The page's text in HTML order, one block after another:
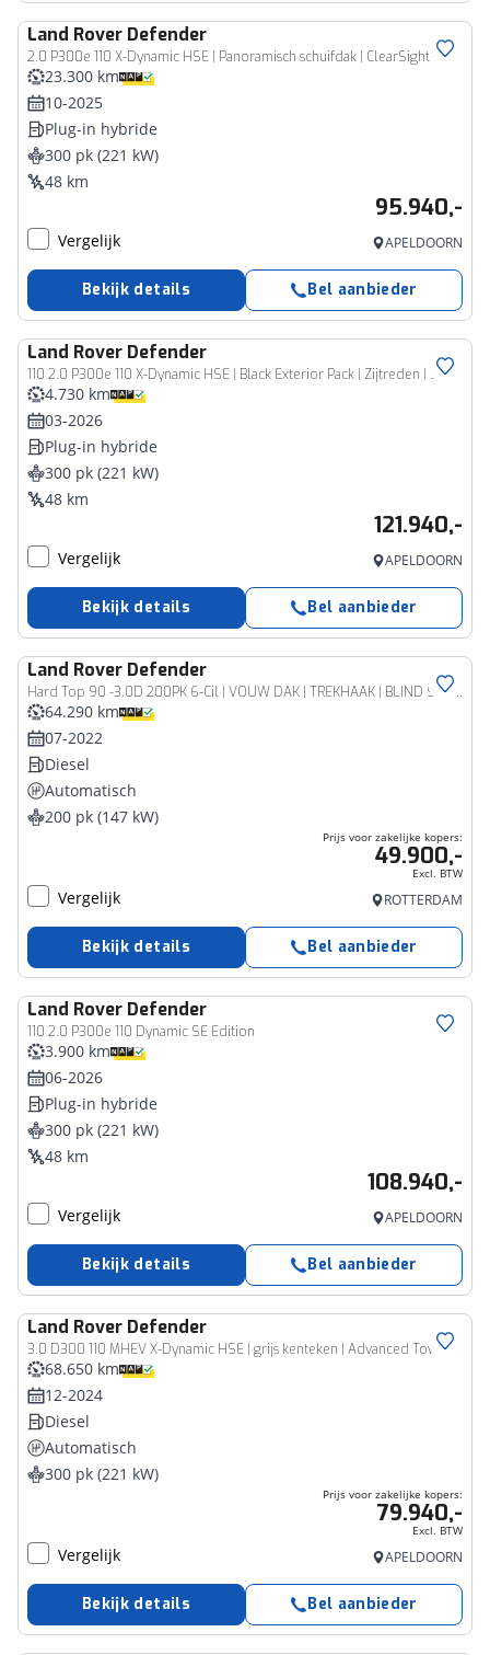
Land Rover Defender
2.0 P300e 110 X-Dynamic HSE | Panoramisch schuifdak | ClearSight camera | Elek. trekhaak | 22'' Wielen | Stoelventilatie |
23.300 km
10-2025
Plug-in hybride
300 pk (221 kW)
48 km
95.940,-
Vergelijk APELDOORN
Bekijk details Bel aanbieder
Land Rover Defender
110 2.0 P300e 110 X-Dynamic HSE | Black Exterior Pack | Zijtreden | Spatlappen | Octa velgen 22"
4.730 km
03-2026
Plug-in hybride
300 pk (221 kW)
48 km
121.940,-
Vergelijk APELDOORN
Bekijk details Bel aanbieder
Land Rover Defender
Hard Top 90 -3.0D 200PK 6-Cil | VOUW DAK | TREKHAAK | BLIND SPOT ASS.
Bedrijfswagen
64.290 km
07-2022
Diesel
Automatisch
200 pk (147 kW)
Prijs voor zakelijke kopers:
49.900,-
Excl. BTW
Vergelijk ROTTERDAM
Bekijk details Bel aanbieder
Land Rover Defender
110 2.0 P300e 110 Dynamic SE Edition
3.900 km
06-2026
Plug-in hybride
300 pk (221 kW)
48 km
108.940,-
Vergelijk APELDOORN
Bekijk details Bel aanbieder
Land Rover Defender
3.0 D300 110 MHEV X-Dynamic HSE | grijs kenteken | Advanced Towing Pack | Cold Climate Pack | Android Auto / Apple CarPlay |
Bedrijfswagen
68.650 km
12-2024
Diesel
Automatisch
300 pk (221 kW)
Prijs voor zakelijke kopers:
79.940,-
Excl. BTW
Vergelijk APELDOORN
Bekijk details Bel aanbieder